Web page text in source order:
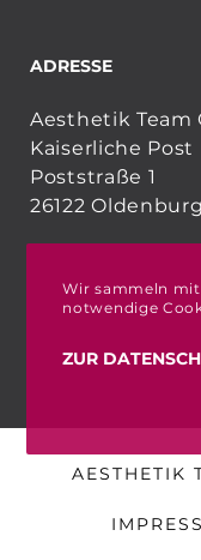
ADRESSE
Aesthetik Team
Kaiserliche Post
Poststraße 1
26122 Oldenburg
AESTHETIK
Wir sammeln
notwendige
ZUR